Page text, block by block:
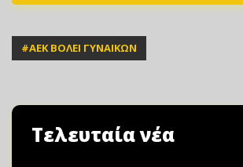
#ΑΕΚ ΒΟΛΕΙ ΓΥΝΑΙΚΩΝ
Τελευταία νέα